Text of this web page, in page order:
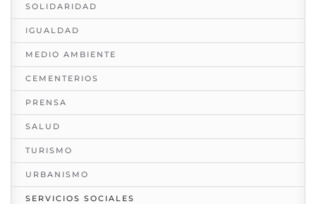
SOLIDARIDAD
IGUALDAD
MEDIO AMBIENTE
CEMENTERIOS
PRENSA
SALUD
TURISMO
URBANISMO
SERVICIOS SOCIALES